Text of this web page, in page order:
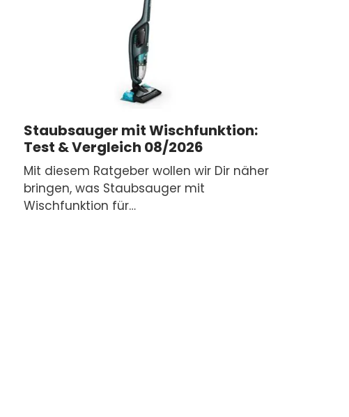
Staubsauger mit Wischfunktion:
Test & Vergleich 08/2026
Mit diesem Ratgeber wollen wir Dir näher
bringen, was Staubsauger mit
Wischfunktion für…